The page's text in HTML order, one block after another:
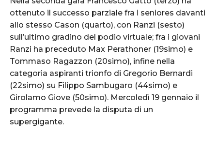
ottenuto il successo parziale fra i seniores davanti
allo stesso Cason (quarto), con Ranzi (sesto)
sull’ultimo gradino del podio virtuale; fra i giovani
Ranzi ha preceduto Max Perathoner (19simo) e
Tommaso Ragazzon (20simo), infine nella
categoria aspiranti trionfo di Gregorio Bernardi
(22simo) su Filippo Sambugaro (44simo) e
Girolamo Giove (50simo). Mercoledì 19 gennaio il
programma prevede la disputa di un
supergigante.